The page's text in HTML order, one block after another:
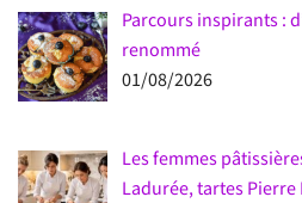
Parcours inspirants :
renommé
01/08/2026
Les femmes
Ladurée, tartes Pierre